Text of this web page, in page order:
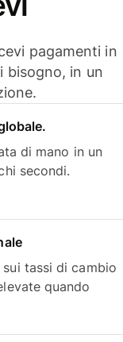
pagamenti in
bisogno, in un
di mano in un
secondi.
tassi di cambio
quando